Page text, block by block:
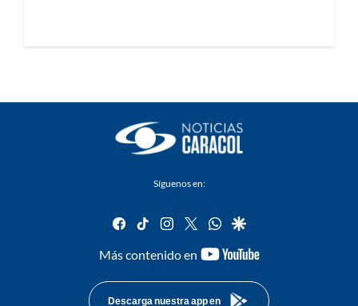
Síguenos en:
facebook
tiktok instagram
twitterwhatsapp
google
Más contenido en
youtube-
Descarga nuestra app en